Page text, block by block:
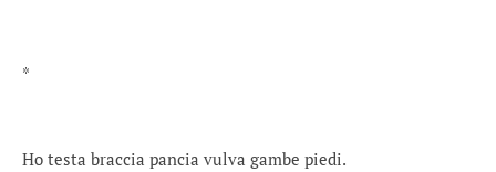
*
Ho testa braccia pancia vulva gambe piedi.